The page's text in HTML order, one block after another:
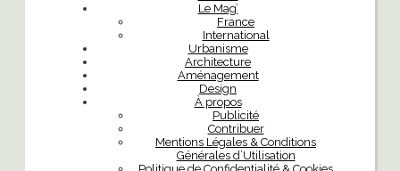
Le Mag’
France
International
Urbanisme
Architecture
Aménagement
Design
À propos
Publicité
Contribuer
Mentions Légales & Conditions
Générales d’Utilisation